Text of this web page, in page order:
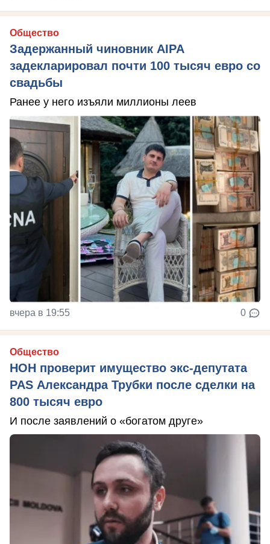
Общество
Задержанный чиновник AIPA
задекларировал почти 100 тысяч евро со
свадьбы
Ранее у него изъяли миллионы леев
вчера в 19:55 0
Общество
НОН проверит имущество экс-депутата
PAS Александра Трубки после сделки на
800 тысяч евро
И после заявлений о «богатом друге»